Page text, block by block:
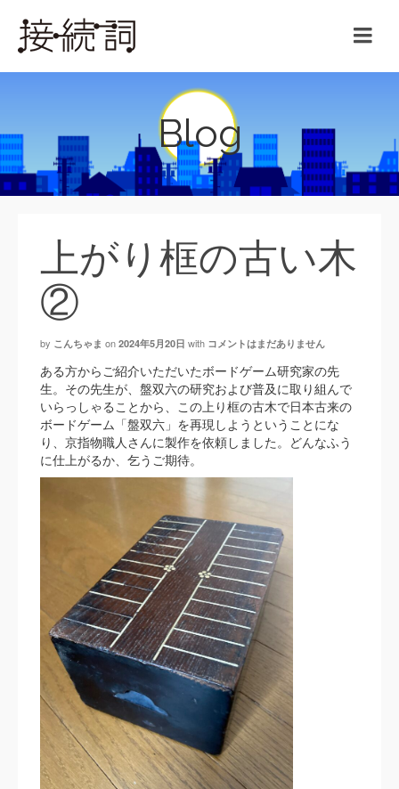
Blog
上がり框の古い木
②
by こんちゃま on 2024年5月20日 with コメントはまだありません
ある方からご紹介いただいたボードゲーム研究家の先
生。その先生が、盤双六の研究および普及に取り組んで
いらっしゃることから、この上り框の古木で日本古来の
ボードゲーム「盤双六」を再現しようということにな
り、京指物職人さんに製作を依頼しました。どんなふう
に仕上がるか、乞うご期待。